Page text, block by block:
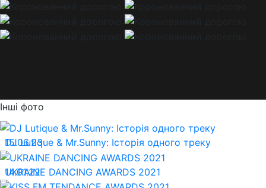
Інші фото
15.06.23
DJ Lutique & Mr.Sunny: Історія одного треку
14.01.22
UKRAINE DANCING AWARDS 2021